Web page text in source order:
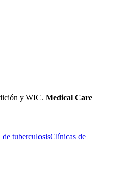
y WIC. Medical Care
de tuberculosisClínicas de